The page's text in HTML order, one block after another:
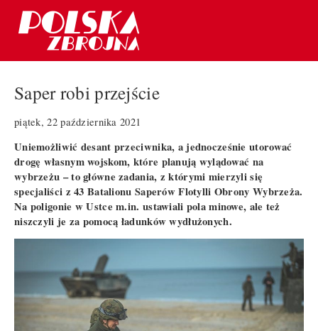
Saper robi przejście
piątek, 22 października 2021
Uniemożliwić desant przeciwnika, a jednocześnie utorować
drogę własnym wojskom, które planują wylądować na
wybrzeżu – to główne zadania, z którymi mierzyli się
specjaliści z 43 Batalionu Saperów Flotylli Obrony Wybrzeża.
Na poligonie w Ustce m.in. ustawiali pola minowe, ale też
niszczyli je za pomocą ładunków wydłużonych.